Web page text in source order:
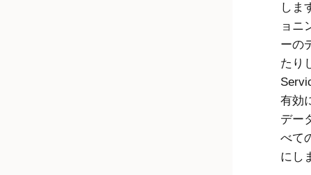
しま
ョニ
ーの
たり
有効
デー
べて
にし